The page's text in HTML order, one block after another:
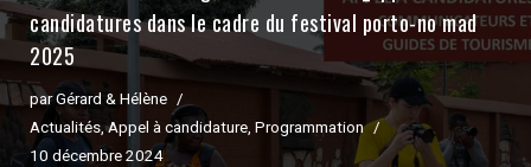
candidatures dans le cadre du festival porto-no mad
2025
parGérard & Hélène
Actualités ,Appel à candidature Programmation
10 décembre 2024